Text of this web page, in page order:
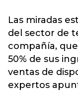
Las miradas
del sector de
compañía,
50% de sus
ventas de
expertos